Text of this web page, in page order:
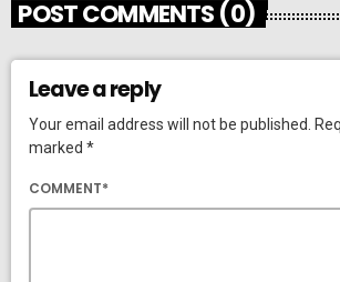
POST COMMENTS (0)
Leave a reply
Your email address will not be published.
marked *
COMMENT*